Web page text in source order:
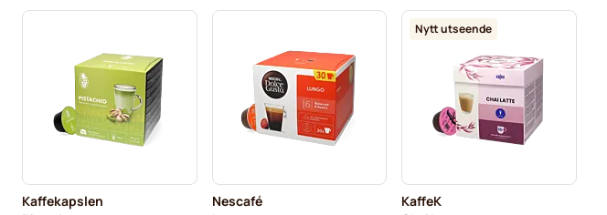
Kaffekapslen
Nescafé
Nytt utseende
KaffeK